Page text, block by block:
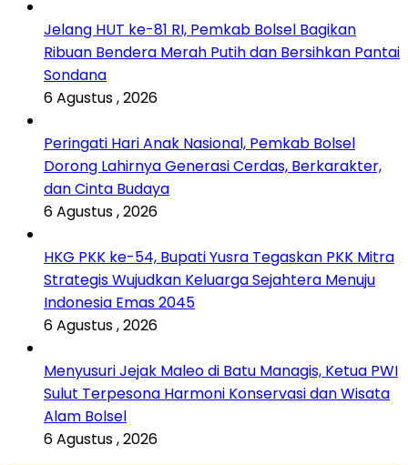
Jelang HUT ke-81 RI, Pemkab Bolsel Bagikan
Ribuan Bendera Merah Putih dan Bersihkan Pantai
Sondana
6 Agustus , 2026
Peringati Hari Anak Nasional, Pemkab Bolsel
Dorong Lahirnya Generasi Cerdas, Berkarakter,
dan Cinta Budaya
6 Agustus , 2026
HKG PKK ke-54, Bupati Yusra Tegaskan PKK Mitra
Strategis Wujudkan Keluarga Sejahtera Menuju
Indonesia Emas 2045
6 Agustus , 2026
Menyusuri Jejak Maleo di Batu Managis, Ketua PWI
Sulut Terpesona Harmoni Konservasi dan Wisata
Alam Bolsel
6 Agustus , 2026